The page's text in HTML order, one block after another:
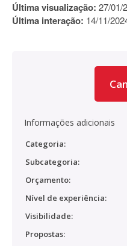
Última visualização: 27/01/
Última interação: 14/11/
Informações adicionais
Categoria:
Subcategoria:
Orçamento:
Nível de experiência:
Visibilidade:
Propostas: